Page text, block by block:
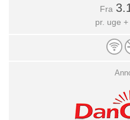
Fra
pr. uge